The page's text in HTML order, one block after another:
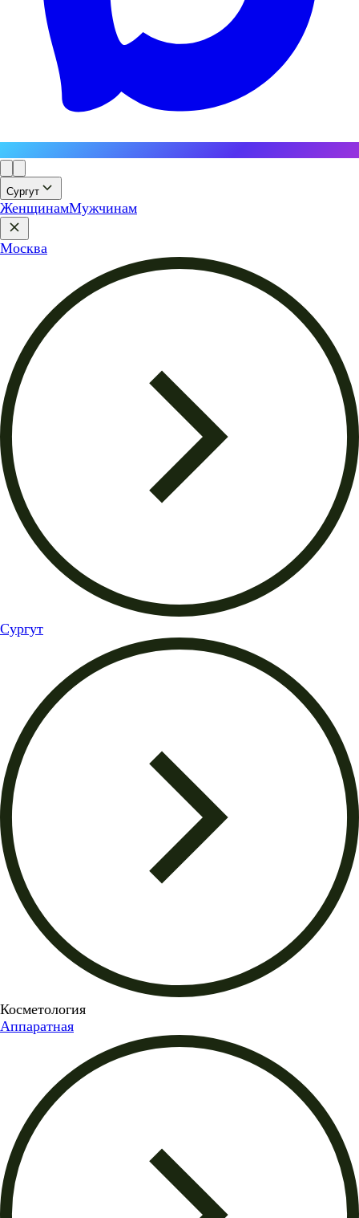
Сургут
ЖенщинамМужчинам
Москва
Сургут
Косметология
Аппаратная